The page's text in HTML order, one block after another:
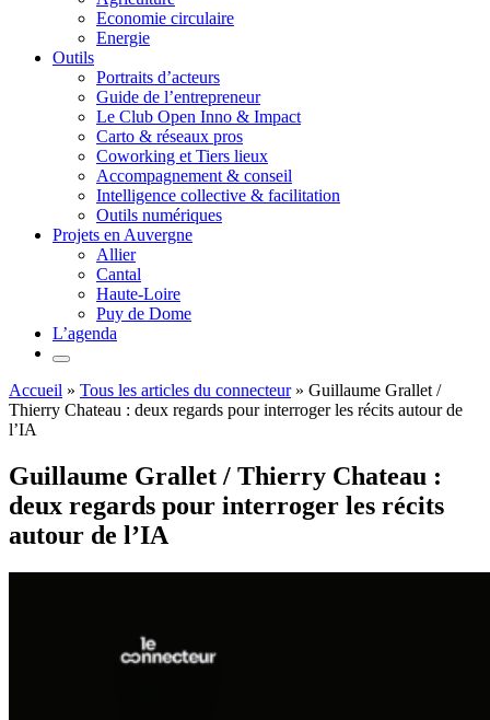
Economie circulaire
Energie
Outils
Portraits d’acteurs
Guide de l’entrepreneur
Le Club Open Inno & Impact
Carto & réseaux pros
Coworking et Tiers lieux
Accompagnement & conseil
Intelligence collective & facilitation
Outils numériques
Projets en Auvergne
Allier
Cantal
Haute-Loire
Puy de Dome
L’agenda
Accueil » Tous les articles du connecteur» Guillaume Grallet /
Thierry Chateau : deux regards pour interroger les récits autour de
l’IA
Guillaume Grallet / Thierry Chateau :
deux regards pour interroger les récits
autour de l’IA